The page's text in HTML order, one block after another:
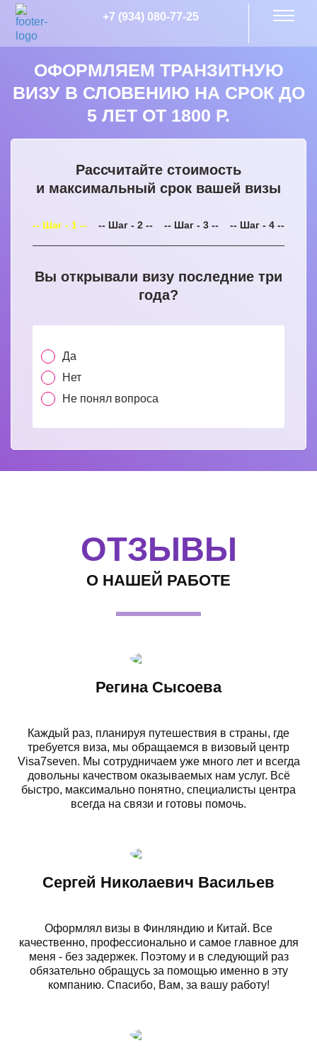
+7 (934) 080-77-25
ОФОРМЛЯЕМ ТРАНЗИТНУЮ
ВИЗУ В СЛОВЕНИЮ НА СРОК ДО
5 ЛЕТ ОТ 1800 Р.
Рассчитайте стоимость
и максимальный срок вашей визы
-- Шаг - 1 -- -- Шаг - 2 -- -- Шаг - 3 -- -- Шаг - 4 --
Вы открывали визу последние три
года?
Да
Нет
Не понял вопроса
ОТЗЫВЫ
О НАШЕЙ РАБОТЕ
Регина Сысоева
Каждый раз, планируя путешествия в страны, где
требуется виза, мы обращаемся в визовый центр
Visa7seven. Мы сотрудничаем уже много лет и всегда
довольны качеством оказываемых нам услуг. Всё
быстро, максимально понятно, специалисты центра
всегда на связи и готовы помочь.
Сергей Николаевич Васильев
Оформлял визы в Финляндию и Китай. Все
качественно, профессионально и самое главное для
меня - без задержек. Поэтому и в следующий раз
обязательно обращусь за помощью именно в эту
компанию. Спасибо, Вам, за вашу работу!